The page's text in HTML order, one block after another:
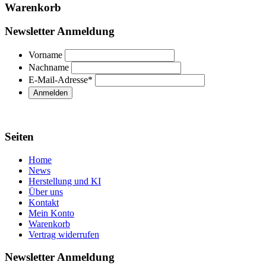
Warenkorb
Newsletter Anmeldung
Vorname
Nachname
E-Mail-Adresse*
Seiten
Home
News
Herstellung und KI
Über uns
Kontakt
Mein Konto
Warenkorb
Vertrag widerrufen
Newsletter Anmeldung